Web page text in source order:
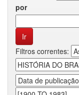
por
Filtros correntes: